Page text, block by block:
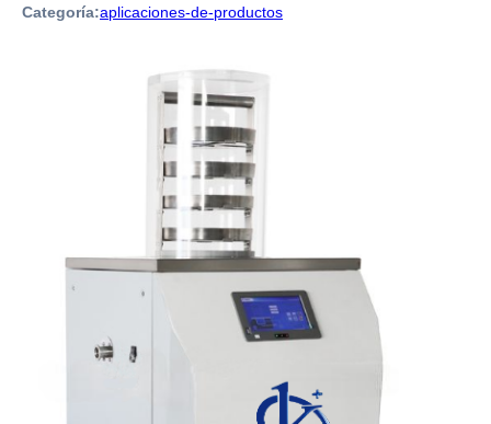
Categoría:aplicaciones-de-productos